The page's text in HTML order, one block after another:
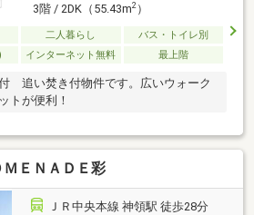
3階 / 2DK（55.43m2）
二人暮らし
バス・トイレ別
インターネット無料 最上階
追い焚き付物件です。広いウォーク
トが便利！
ＭＥＮＡＤＥ彩
ＪＲ中央本線 神領駅 徒歩28分